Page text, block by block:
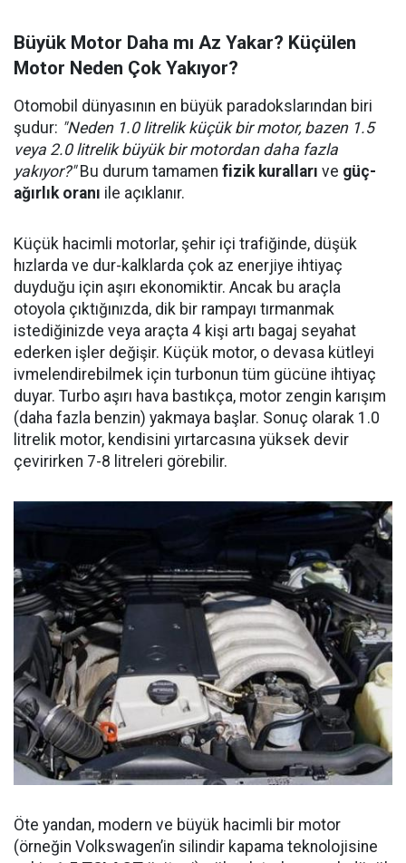
Büyük Motor Daha mı Az Yakar? Küçülen
Motor Neden Çok Yakıyor?
Otomobil dünyasının en büyük paradokslarından biri
şudur: "Neden 1.0 litrelik küçük bir motor, bazen 1.5
veya 2.0 litrelik büyük bir motordan daha fazla
yakıyor?"Bu durum tamamen fizik kuralları ve güç-
ağırlık oranı ile açıklanır.
Küçük hacimli motorlar, şehir içi trafiğinde, düşük
hızlarda ve dur-kalklarda çok az enerjiye ihtiyaç
duyduğu için aşırı ekonomiktir. Ancak bu araçla
otoyola çıktığınızda, dik bir rampayı tırmanmak
istediğinizde veya araçta 4 kişi artı bagaj seyahat
ederken işler değişir. Küçük motor, o devasa kütleyi
ivmelendirebilmek için turbonun tüm gücüne ihtiyaç
duyar. Turbo aşırı hava bastıkça, motor zengin karışım
(daha fazla benzin) yakmaya başlar. Sonuç olarak 1.0
litrelik motor, kendisini yırtarcasına yüksek devir
çevirirken 7-8 litreleri görebilir.
Öte yandan, modern ve büyük hacimli bir motor
(örneğin Volkswagen’in silindir kapama teknolojisine